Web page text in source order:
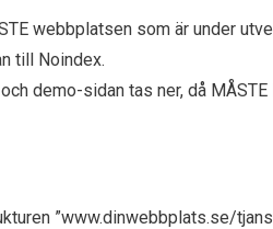
webbplatsen som är under
till Noindex.
demo-sidan tas ner, då
”www.dinwebbplats.se/